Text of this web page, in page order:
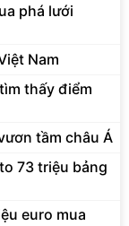
phá lưới
Nam
thấy điểm
tầm châu Á
73 triệu bảng
euro mua